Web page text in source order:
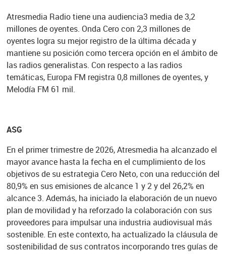
Atresmedia Radio tiene una audiencia3 media de 3,2
millones de oyentes. Onda Cero con 2,3 millones de
oyentes logra su mejor registro de la última década y
mantiene su posición como tercera opción en el ámbito de
las radios generalistas. Con respecto a las radios
temáticas, Europa FM registra 0,8 millones de oyentes, y
Melodía FM 61 mil.
ASG
En el primer trimestre de 2026, Atresmedia ha alcanzado el
mayor avance hasta la fecha en el cumplimiento de los
objetivos de su estrategia Cero Neto, con una reducción del
80,9% en sus emisiones de alcance 1 y 2 y del 26,2% en
alcance 3. Además, ha iniciado la elaboración de un nuevo
plan de movilidad y ha reforzado la colaboración con sus
proveedores para impulsar una industria audiovisual más
sostenible. En este contexto, ha actualizado la cláusula de
sostenibilidad de sus contratos incorporando tres guías de